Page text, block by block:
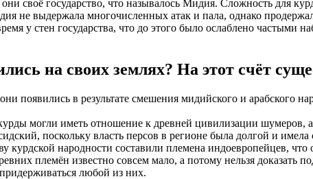
своё государство, что называлось Мидия. Сложность для
не выдержала многочисленных атак и пала, однако
у стен государства, что до этого было ослаблено
на своих землях? На этот счёт
появились в результате смешения мидийского и арабского
могли иметь отношение к древней цивилизации шумеров,
поскольку власть персов в регионе была долгой и
курдской народности составили племена индоевропейцев,
племён известно совсем мало, а потому нельзя
любой из них.